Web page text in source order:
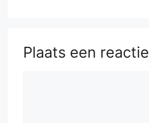
Plaats een reactie